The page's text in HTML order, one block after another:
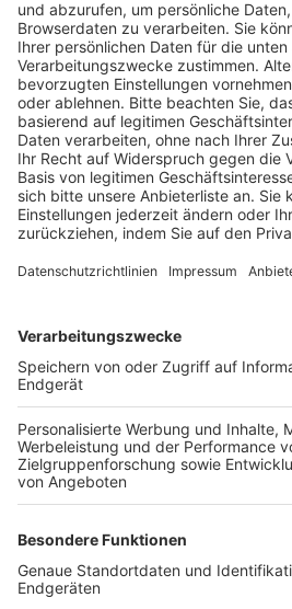
Pässe und Vereinswechsel
Trainerausbildung
Schulungsangebot Vereinsmitarbeiter
BFV-Geschäftsstellen
Trainerbörse
Login SpielPlus
FOLGE DEM BFV
TOP-VEREINE
TOP-PARTNER